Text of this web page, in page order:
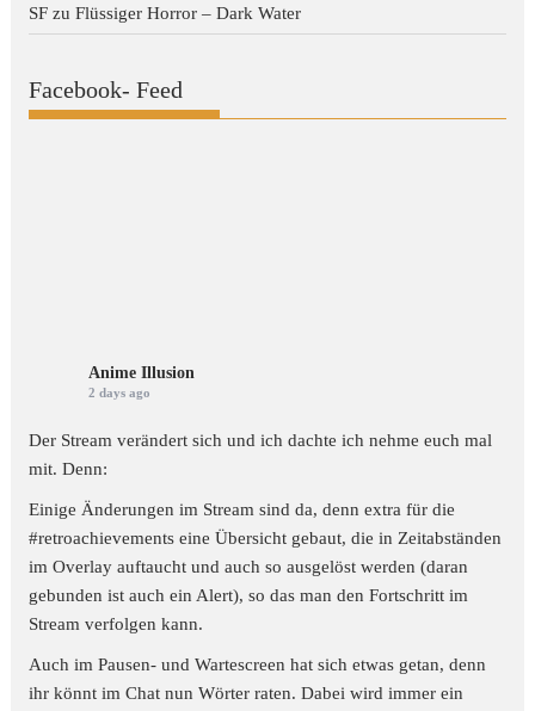
SF zuFlüssiger Horror – Dark Water
Facebook- Feed
Anime Illusion
2 days ago
Der Stream verändert sich und ich dachte ich nehme euch mal
mit. Denn:
Einige Änderungen im Stream sind da, denn extra für die
#retroachievements eine Übersicht gebaut, die in Zeitabständen
im Overlay auftaucht und auch so ausgelöst werden (daran
gebunden ist auch ein Alert), so das man den Fortschritt im
Stream verfolgen kann.
Auch im Pausen- und Wartescreen hat sich etwas getan, denn
ihr könnt im Chat nun Wörter raten. Dabei wird immer ein